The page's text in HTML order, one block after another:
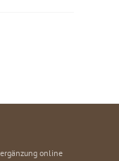
online